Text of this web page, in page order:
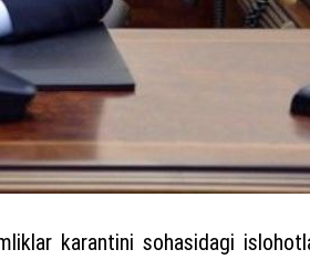
karantini sohasidagi